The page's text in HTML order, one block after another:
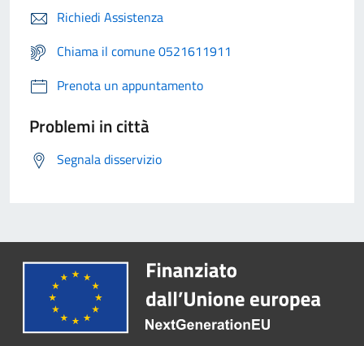
Richiedi Assistenza
Chiama il comune 0521611911
Prenota un appuntamento
Problemi in città
Segnala disservizio